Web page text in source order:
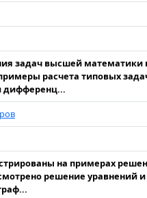
задач высшей
расчета типовых
дифференц...
на примерах
решение уравнений